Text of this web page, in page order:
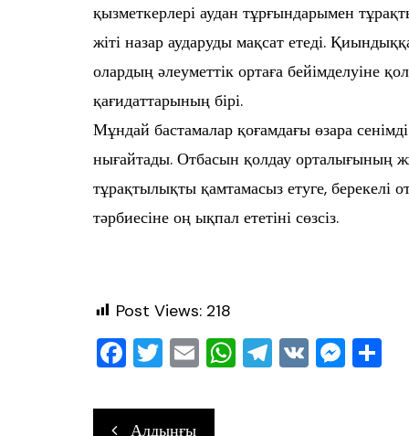
қызметкерлері аудан тұрғындарымен
жіті назар аударуды мақсат етеді.
олардың әлеуметтік ортаға бейімделуіне
қағидаттарының бірі.
Мұндай бастамалар қоғамдағы өзара
нығайтады. Отбасын қолдау орталығының
тұрақтылықты қамтамасыз етуге, берекелі
тәрбиесіне оң ықпал ететіні сөзсіз.
Post Views: 218
F
c
T
tt
E
ai
W T V M
Навигация
Алдыңғы